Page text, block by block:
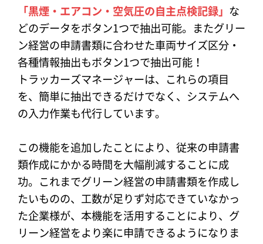
「黒煙・エアコン・空気圧の自主点検記録」 な
どのデータをボタン1つで抽出可能。またグリー
ン経営の申請書類に合わせた車両サイズ区分・
各種情報抽出もボタン1つで抽出可能！
トラッカーズマネージャーは、これらの項目
を、簡単に抽出できるだけでなく、システムへ
の入力作業も代行しています。
この機能を追加したことにより、従来の申請書
類作成にかかる時間を大幅削減することに成
功。これまでグリーン経営の申請書類を作成し
たいものの、工数が足りず対応できていなかっ
た企業様が、本機能を活用することにより、グ
リーン経営をより楽に申請できるようになりま